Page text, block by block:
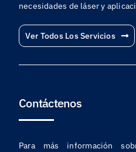
necesidades de láser y
Ver Todos Los Servicios
Contáctenos
Para más información